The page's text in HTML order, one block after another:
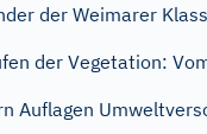
der Weimarer
der Vegetation:
Auflagen